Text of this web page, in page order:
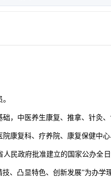
，中医养生康复、推拿、针灸
康复科、疗养院、康复保健中
民政府批准建立的国家公办全
、凸显特色、创新发展”为办